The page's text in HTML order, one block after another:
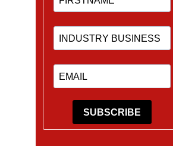
SUBSCRIBE